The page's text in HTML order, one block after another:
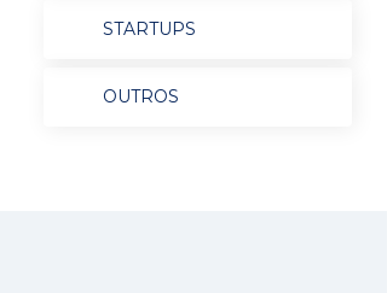
STARTUPS
OUTROS